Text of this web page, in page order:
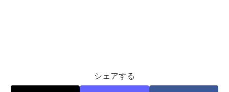
シェアする